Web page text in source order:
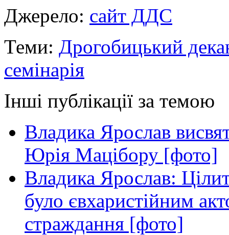
Джерело: сайт ДДС
Теми: Дрогобицький
семінарія
Інші публікації за темою
Владика Ярослав
Юрія Мацібору [фото]
Владика Ярослав:
було євхаристійним
страждання [фото]